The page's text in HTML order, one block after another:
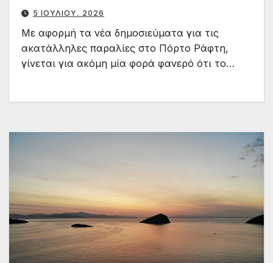
5 ΙΟΥΛΊΟΥ, 2026
Με αφορμή τα νέα δημοσιεύματα για τις
ακατάλληλες παραλίες στο Πόρτο Ράφτη,
γίνεται για ακόμη μία φορά φανερό ότι το…